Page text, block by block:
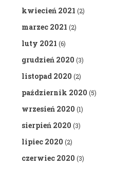
kwiecień 2021 (2)
marzec 2021 (2)
luty 2021 (6)
grudzień 2020 (3)
listopad 2020 (2)
październik 2020 (5)
wrzesień 2020 (1)
sierpień 2020 (3)
lipiec 2020 (2)
czerwiec 2020 (3)